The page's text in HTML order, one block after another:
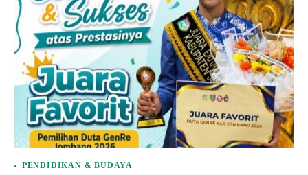
PENDIDIKAN & BUDAYA